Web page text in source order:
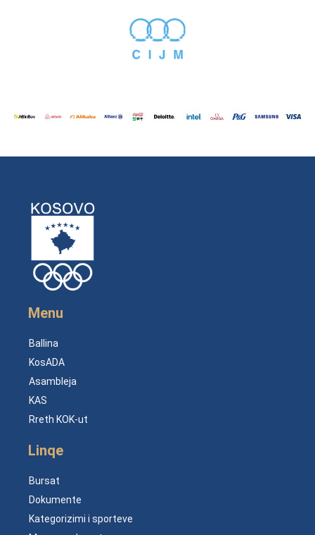
Menu
Ballina
KosADA
Asambleja
KAS
Rreth KOK-ut
Linqe
Bursat
Dokumente
Kategorizimi i sporteve